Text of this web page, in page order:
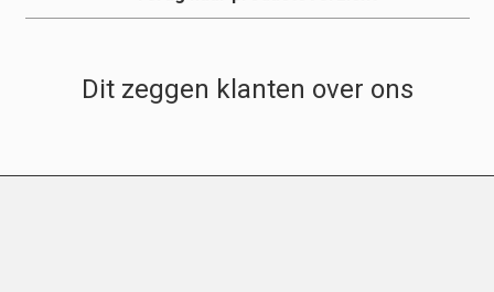
Dit zeggen klanten over ons